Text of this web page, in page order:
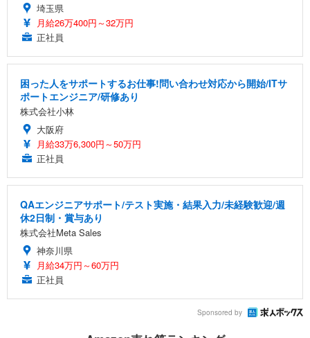
埼玉県
月給26万400円～32万円
正社員
困った人をサポートするお仕事!問い合わせ対応から開始/ITサ
ポートエンジニア/研修あり
株式会社小林
大阪府
月給33万6,300円～50万円
正社員
QAエンジニアサポート/テスト実施・結果入力/未経験歓迎/週
休2日制・賞与あり
株式会社Meta Sales
神奈川県
月給34万円～60万円
正社員
Sponsored by